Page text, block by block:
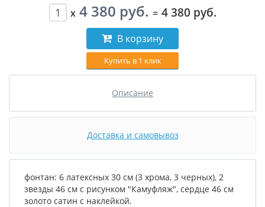
x 4 380 руб. = 4 380 руб.
В корзину
Купить в 1 клик
Описание
Доставка и самовывоз
фонтан: 6 латексных 30 см (3 хрома, 3 черных), 2
звезды 46 см с рисунком "Камуфляж", сердце 46 см
золото сатин с наклейкой.